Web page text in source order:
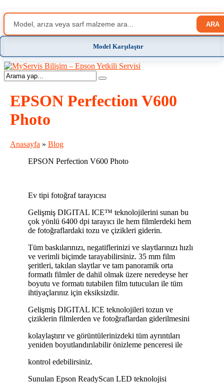
ARA
Model Karşılaştır
EPSON Perfection V600
Photo
Anasayfa » Blog
EPSON Perfection V600 Photo
Ev tipi fotoğraf tarayıcısı
Gelişmiş DIGITAL ICE™ teknolojilerini sunan bu
çok yönlü 6400 dpi tarayıcı ile hem filmlerdeki hem
de fotoğraflardaki tozu ve çizikleri giderin.
Tüm baskılarınızı, negatiflerinizi ve slaytlarınızı hızlı
ve verimli biçimde tarayabilirsiniz. 35 mm film
şeritleri, takılan slaytlar ve tam panoramik orta
formatlı filmler de dahil olmak üzere neredeyse her
boyutu ve formatı tutabilen film tutucuları ile tüm
ihtiyaçlarınız için eksiksizdir.
Gelişmiş DIGITAL ICE teknolojileri tozun ve
çiziklerin filmlerden ve fotoğraflardan giderilmesini
kolaylaştırır ve görüntülerinizdeki tüm ayrıntıları
yeniden boyutlandırılabilir önizleme penceresi ile
kontrol edebilirsiniz.
Sunulan Epson ReadyScan LED teknolojisi